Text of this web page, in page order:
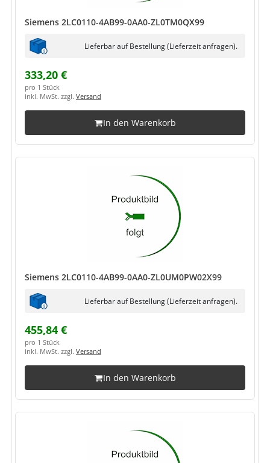
Siemens 2LC0110-4AB99-0AA0-ZL0TM0QX99
Lieferbar auf Bestellung (Lieferzeit anfragen).
333,20 €
pro 1 Stück
inkl. MwSt. zzgl. Versand
In den Warenkorb
Siemens 2LC0110-4AB99-0AA0-ZL0UM0PW02X99
Lieferbar auf Bestellung (Lieferzeit anfragen).
455,84 €
pro 1 Stück
inkl. MwSt. zzgl. Versand
In den Warenkorb